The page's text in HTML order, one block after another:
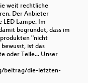
weit rechtliche
Der Anbieter
Lampe. Im
begründet, dass im
"nicht
ist das
oder Teile... Unser
beitrag/die-letzten-